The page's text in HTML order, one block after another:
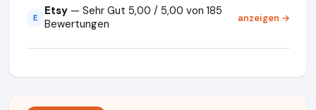
E Etsy — Sehr Gut 5,00 / 5,00 von 185
Bewertungen
anzeigen →